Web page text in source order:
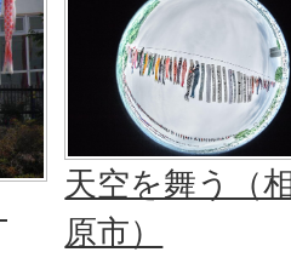
天空を舞う（
原市）